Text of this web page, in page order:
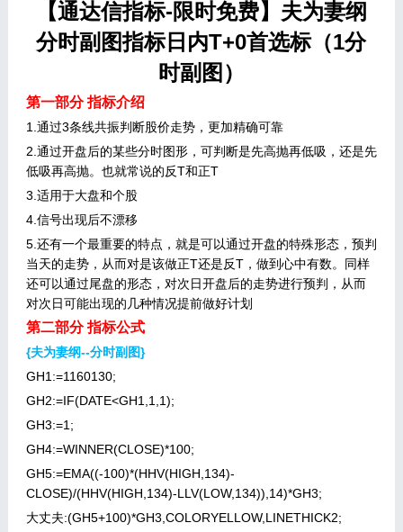
【通达信指标-限时免费】夫为妻纲
分时副图指标日内T+0首选标（1分
时副图）
第一部分 指标介绍
1.通过3条线共振判断股价走势，更加精确可靠
2.通过开盘后的某些分时图形，可判断是先高抛再低吸，还是先
低吸再高抛。也就常说的反T和正T
3.适用于大盘和个股
4.信号出现后不漂移
5.还有一个最重要的特点，就是可以通过开盘的特殊形态，预判
当天的走势，从而对是该做正T还是反T，做到心中有数。同样
还可以通过尾盘的形态，对次日开盘后的走势进行预判，从而
对次日可能出现的几种情况提前做好计划
第二部分 指标公式
{夫为妻纲--分时副图}
GH1:=1160130;
GH2:=IF(DATE<GH1,1,1);
GH3:=1;
GH4:=WINNER(CLOSE)*100;
GH5:=EMA((-100)*(HHV(HIGH,134)-
CLOSE)/(HHV(HIGH,134)-LLV(LOW,134)),14)*GH3;
大丈夫:(GH5+100)*GH3,COLORYELLOW,LINETHICK2;